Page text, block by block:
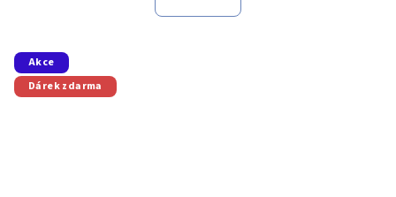
Akce
Dárek zdarma